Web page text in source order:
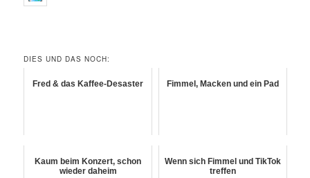
DIES UND DAS NOCH:
Fred & das Kaffee-Desaster Fimmel, Macken und ein Pad
Kaum beim Konzert, schon
wieder daheim
Wenn sich Fimmel und TikTok
treffen